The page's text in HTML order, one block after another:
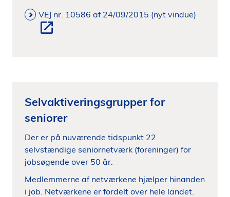
VEJ nr. 10586 af 24/09/2015 (nyt vindue)
Selvaktiveringsgrupper for
seniorer
Der er på nuværende tidspunkt 22
selvstændige seniornetværk (foreninger) for
jobsøgende over 50 år.
Medlemmerne af netværkene hjælper hinanden
i job. Netværkene er fordelt over hele landet.